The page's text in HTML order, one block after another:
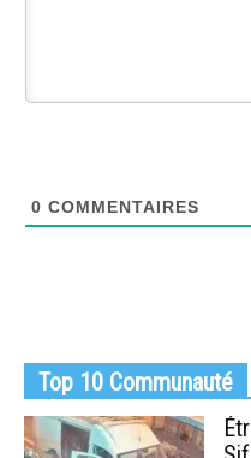
0 COMMENTAIRES
Top 10 Communauté